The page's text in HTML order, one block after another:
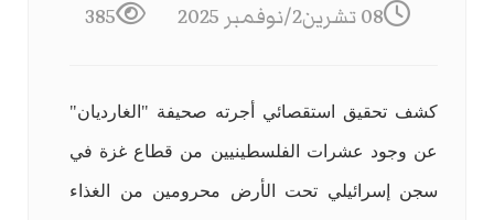
08 تشرين2/نوفمبر 2025
385
كشف تحقيق استقصائي أجرته صحيفة "الغارديان"
عن وجود عشرات الفلسطينيين من قطاع غزة في
سجن إسرائيلي تحت الأرض محرومين من الغذاء